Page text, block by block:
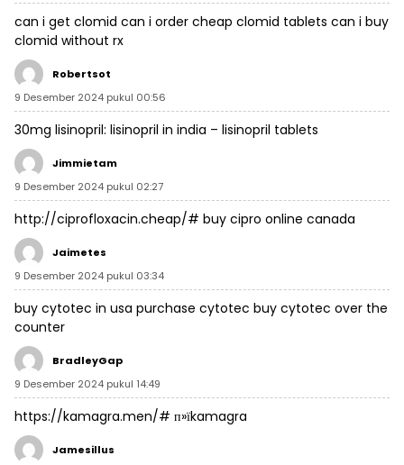
can i get clomid can i order cheap clomid tablets can i buy
clomid without rx
Robertsot
9 Desember 2024 pukul 00:56
30mg lisinopril: lisinopril in india – lisinopril tablets
Jimmietam
9 Desember 2024 pukul 02:27
http://ciprofloxacin.cheap/# buy cipro online canada
Jaimetes
9 Desember 2024 pukul 03:34
buy cytotec in usa purchase cytotec buy cytotec over the
counter
BradleyGap
9 Desember 2024 pukul 14:49
https://kamagra.men/# п»їkamagra
Jamesillus